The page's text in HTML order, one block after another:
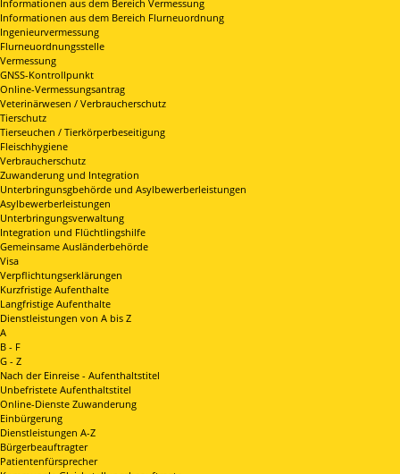
Informationen aus dem Bereich Vermessung
Informationen aus dem Bereich Flurneuordnung
Ingenieurvermessung
Flurneuordnungsstelle
Vermessung
GNSS-Kontrollpunkt
Online-Vermessungsantrag
Veterinärwesen / Verbraucherschutz
Tierschutz
Tierseuchen / Tierkörperbeseitigung
Fleischhygiene
Verbraucherschutz
Zuwanderung und Integration
Unterbringunsgbehörde und Asylbewerberleistungen
Asylbewerberleistungen
Unterbringungsverwaltung
Integration und Flüchtlingshilfe
Gemeinsame Ausländerbehörde
Visa
Verpflichtungserklärungen
Kurzfristige Aufenthalte
Langfristige Aufenthalte
Dienstleistungen von A bis Z
A
B - F
G - Z
Nach der Einreise - Aufenthaltstitel
Unbefristete Aufenthaltstitel
Online-Dienste Zuwanderung
Einbürgerung
Dienstleistungen A-Z
Bürgerbeauftragter
Patientenfürsprecher